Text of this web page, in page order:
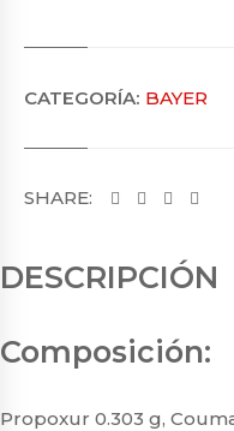
CATEGORÍA: BAYER
SHARE:
DESCRIPCIÓN
Composición:
Propoxur 0.303 g,